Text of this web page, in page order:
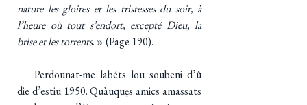
nature les gloires et les tristesses du soir, à
l’heure où tout s’endort, excepté Dieu, la
brise et les torrents. » (Page 190).
Perdounat-me labéts lou soubeni d’û
die d’estiu 1950. Quàuquẹs amics amassats